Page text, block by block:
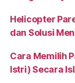
Helicopter
dan Solusi
Cara Memilih
Istri) Secara